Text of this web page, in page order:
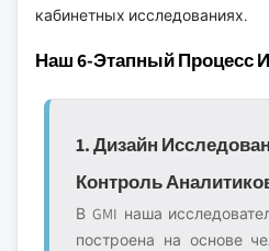
кабинетных исследованиях.
Наш 6-Этапный Процесс
1. Дизайн
Контроль
В GMI наша
построена на основе